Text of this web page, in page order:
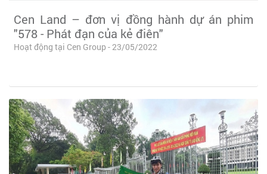
Cen Land – đơn vị đồng hành dự án phim
"578 - Phát đạn của kẻ điên"
Hoạt động tại Cen Group - 23/05/2022